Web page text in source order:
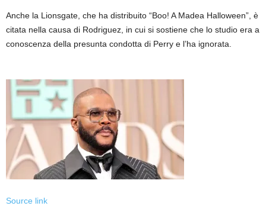
Anche la Lionsgate, che ha distribuito “Boo! A Madea Halloween”, è
citata nella causa di Rodriguez, in cui si sostiene che lo studio era a
conoscenza della presunta condotta di Perry e l’ha ignorata.
Source link